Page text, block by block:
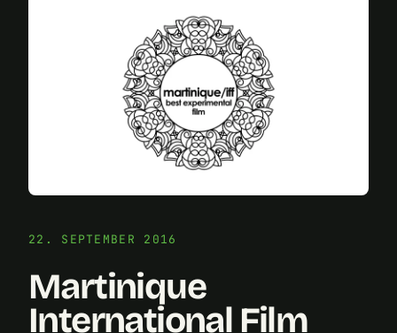
22. SEPTEMBER 2016
Martinique
International Film